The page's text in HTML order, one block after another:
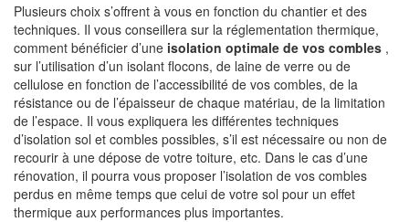
Plusieurs choix s’offrent à vous en fonction du chantier et des
techniques. Il vous conseillera sur la réglementation thermique,
comment bénéficier d’une isolation optimale de vos combles ,
sur l’utilisation d’un isolant flocons, de laine de verre ou de
cellulose en fonction de l’accessibilité de vos combles, de la
résistance ou de l’épaisseur de chaque matériau, de la limitation
de l’espace. Il vous expliquera les différentes techniques
d’isolation sol et combles possibles, s’il est nécessaire ou non de
recourir à une dépose de votre toiture, etc. Dans le cas d’une
rénovation, il pourra vous proposer l’isolation de vos combles
perdus en même temps que celui de votre sol pour un effet
thermique aux performances plus importantes.